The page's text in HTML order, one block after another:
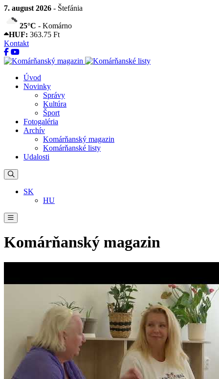
7. august 2026 - Štefánia
25°C - Komárno
HUF: 363.75 Ft
Kontakt
Úvod
Novinky
Správy
Kultúra
Šport
Fotogaléria
Archív
Komárňanský magazin
Komárňanské listy
Udalosti
SK
HU
Komárňanský magazin